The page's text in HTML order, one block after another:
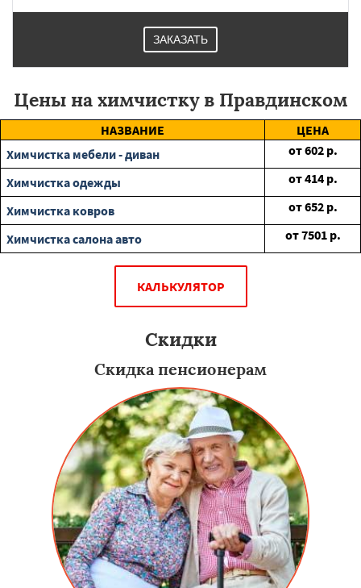
ЗАКАЗАТЬ
Цены на химчистку в Правдинском
НАЗВАНИЕ
ЦЕНА
Химчистка мебели - диван
от602 р.
Химчистка одежды
от414 р.
Химчистка ковров
от652 р.
Химчистка салона авто
от7501 р.
КАЛЬКУЛЯТОР
Скидки
Скидка пенсионерам